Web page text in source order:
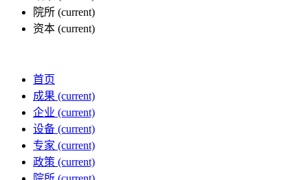
院所 (current)
资本 (current)
首页
成果 (current)
企业 (current)
设备 (current)
专家 (current)
政策 (current)